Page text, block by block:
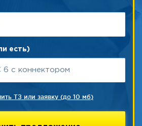
есть)
ТЗ или заявку (до 10 мб)